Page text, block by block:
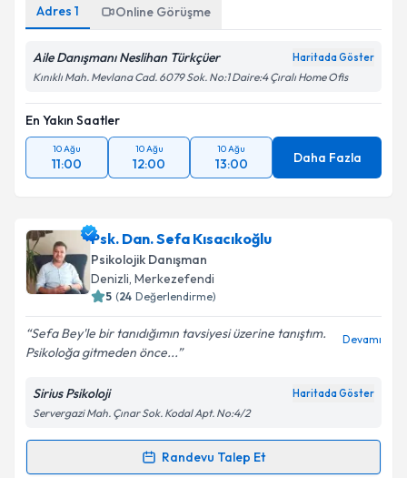
Adres 1 Online Görüşme
Aile Danışmanı Neslihan Türkçüer Haritada Göster
Kınıklı Mah. Mevlana Cad. 6079 Sok. No:1 Daire:4 Çıralı Home Ofis
En Yakın Saatler
10 Ağu
11:00
10 Ağu
12:00
10 Ağu
13:00 Daha Fazla
Psk. Dan. Sefa Kısacıkoğlu
Psikolojik Danışman
Denizli, Merkezefendi
5 (24 Değerlendirme)
Sefa Bey'le bir tanıdığımın tavsiyesi üzerine tanıştım.
Psikoloğa gitmeden önce...
Devamı
Sirius Psikoloji Haritada Göster
Servergazi Mah. Çınar Sok. Kodal Apt. No:4/2
Randevu Talep Et
Randevu Takvimi Talebi